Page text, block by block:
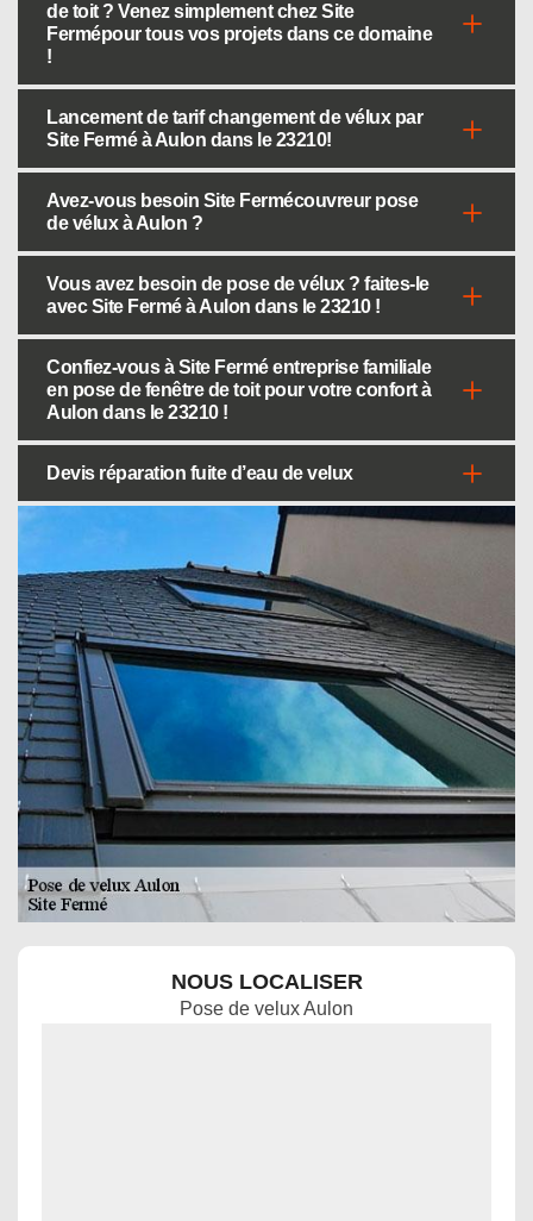
de toit ? Venez simplement chez Site
Fermépour tous vos projets dans ce domaine
!
Lancement de tarif changement de vélux par
Site Fermé à Aulon dans le 23210!
Avez-vous besoin Site Fermécouvreur pose
de vélux à Aulon ?
Vous avez besoin de pose de vélux ? faites-le
avec Site Fermé à Aulon dans le 23210 !
Confiez-vous à Site Fermé entreprise familiale
en pose de fenêtre de toit pour votre confort à
Aulon dans le 23210 !
Devis réparation fuite d’eau de velux
NOUS LOCALISER
Pose de velux Aulon